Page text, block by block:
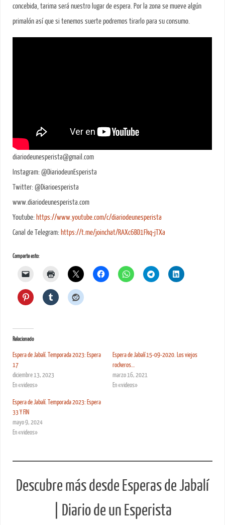
concebida, tarima será nuestro lugar de espera. Por la zona se mueve algún
primalón así que si tenemos suerte podremos tirarlo para su consumo.
diariodeunesperista@gmail.com
Instagram: @DiariodeunEsperista
Twitter: @Diarioesperista
www.diariodeunesperista.com
Youtube: https://www.youtube.com/c/diariodeunesperista
Canal de Telegram: https://t.me/joinchat/RAXc6BD1Fkq-jTXa
Comparte esto:
Relacionado
Espera de Jabalí. Temporada 2023: Espera
17
diciembre 13, 2023
En «videos»
Espera de Jabalí 15-09-2020. Los viejos
rockeros…
marzo 16, 2021
En «videos»
Espera de Jabalí. Temporada 2023: Espera
33 Y FIN
mayo 9, 2024
En «videos»
Descubre más desde Esperas de Jabalí
| Diario de un Esperista